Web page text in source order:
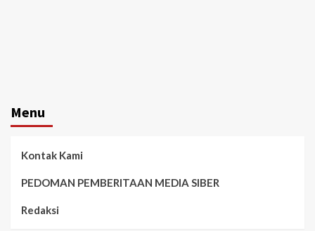
Menu
Kontak Kami
PEDOMAN PEMBERITAAN MEDIA SIBER
Redaksi